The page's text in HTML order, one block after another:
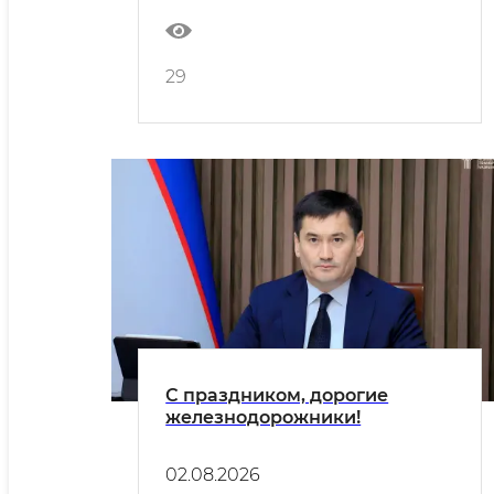
29
С праздником, дорогие
железнодорожники!
02.08.2026